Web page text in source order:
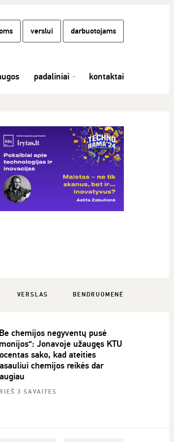
verslui darbuotojams
padaliniai kontaktai
VERSLAS BENDRUOMENĖ
chemijos negyventų pusė
Jonavoje užaugęs KTU
sako, kad ateities
chemijos reikės dar
3 SAVAITES